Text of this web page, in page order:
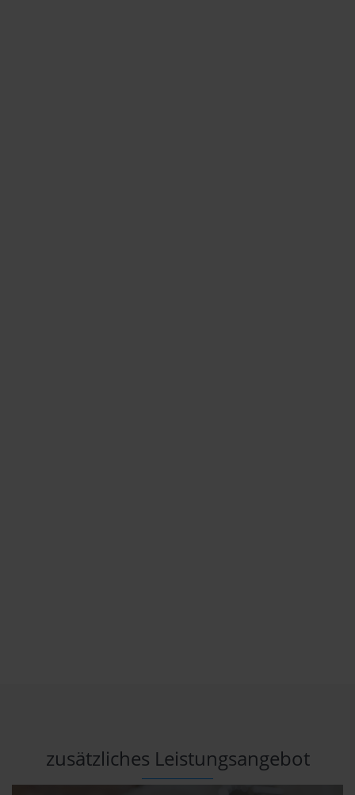
zusätzliches Leistungsangebot